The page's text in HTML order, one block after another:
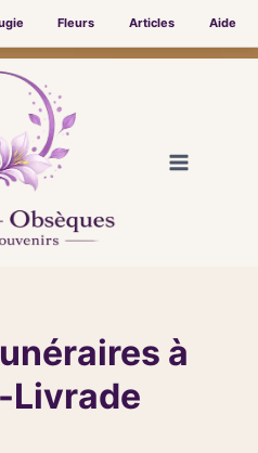
Fleurs Articles Aide
à
Livrade